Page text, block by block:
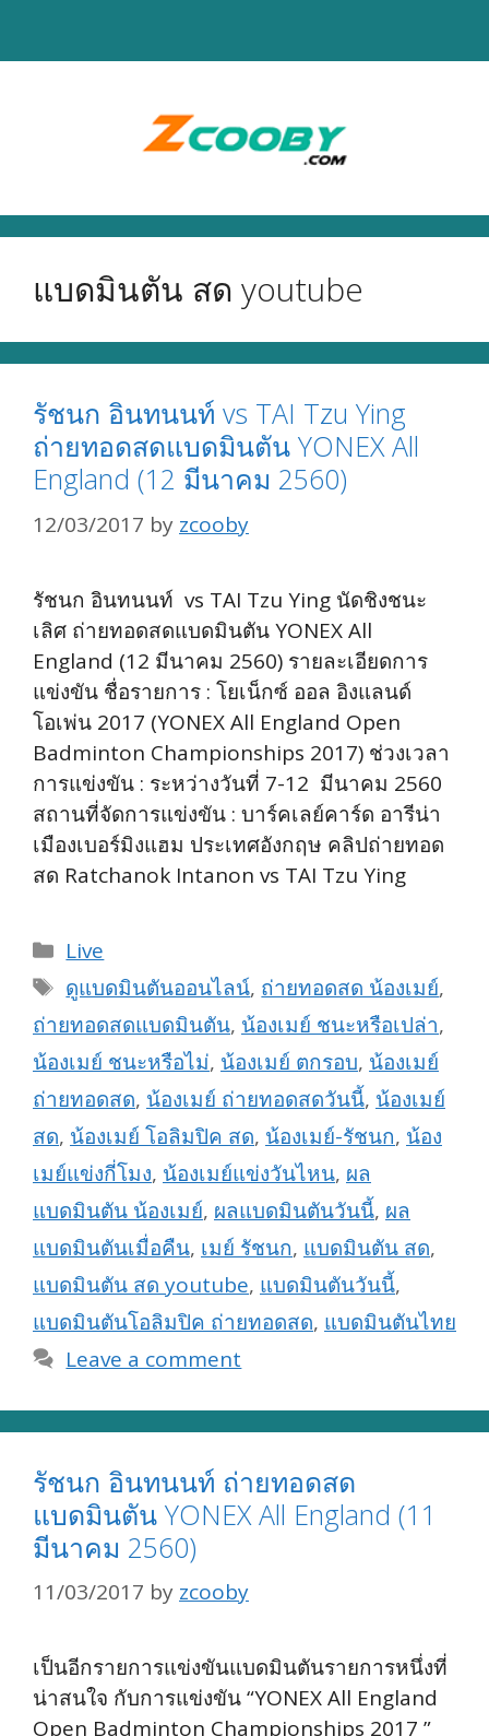
แบดมินตัน สด youtube
รัชนก อินทนนท์ vs TAI Tzu Ying
ถ่ายทอดสดแบดมินตัน YONEX All
England (12 มีนาคม 2560)
12/03/2017 by zcooby
รัชนก อินทนนท์ vs TAI Tzu Ying นัดชิงชนะ
เลิศ ถ่ายทอดสดแบดมินตัน YONEX All
England (12 มีนาคม 2560) รายละเอียดการ
แข่งขัน ชื่อรายการ : โยเน็กซ์ ออล อิงแลนด์
โอเพ่น 2017 (YONEX All England Open
Badminton Championships 2017) ช่วงเวลา
การแข่งขัน : ระหว่างวันที่ 7-12 มีนาคม 2560
สถานที่จัดการแข่งขัน : บาร์คเลย์คาร์ด อารีน่า
เมืองเบอร์มิงแฮม ประเทศอังกฤษ คลิปถ่ายทอด
สด Ratchanok Intanon vs TAI Tzu Ying
Categories
Live
Tags
ดูแบดมินตันออนไลน์, ถ่ายทอดสด น้องเมย์,
ถ่ายทอดสดแบดมินตัน, น้องเมย์ ชนะหรือเปล่า,
น้องเมย์ ชนะหรือไม่, น้องเมย์ ตกรอบ, น้องเมย์
ถ่ายทอดสด, น้องเมย์ ถ่ายทอดสดวันนี้, น้องเมย์
สด, น้องเมย์ โอลิมปิค สด, น้องเมย์-รัชนก, น้อง
เมย์แข่งกี่โมง, น้องเมย์แข่งวันไหน, ผล
แบดมินตัน น้องเมย์, ผลแบดมินตันวันนี้, ผล
แบดมินตันเมื่อคืน, เมย์ รัชนก, แบดมินตัน สด,
แบดมินตัน สด youtube, แบดมินตันวันนี้,
แบดมินตันโอลิมปิค ถ่ายทอดสด, แบดมินตันไทย
Leave a comment
รัชนก อินทนนท์ ถ่ายทอดสด
แบดมินตัน YONEX All England (11
มีนาคม 2560)
11/03/2017 by zcooby
เป็นอีกรายการแข่งขันแบดมินตันรายการหนึ่งที่
น่าสนใจ กับการแข่งขัน “YONEX All England
Open Badminton Championships 2017 ”